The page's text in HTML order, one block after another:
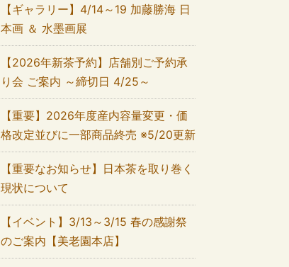
【ギャラリー】4/14～19 加藤勝海 日
本画 ＆ 水墨画展
【2026年新茶予約】店舗別ご予約承
り会 ご案内 ～締切日 4/25～
【重要】2026年度産内容量変更・価
格改定並びに一部商品終売 ※5/20更新
【重要なお知らせ】日本茶を取り巻く
現状について
【イベント】3/13～3/15 春の感謝祭
のご案内【美老園本店】